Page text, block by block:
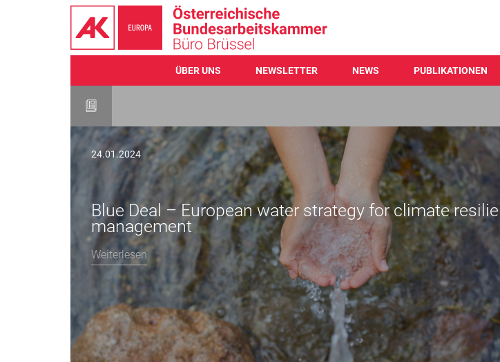
ÜBER UNS NEWSLETTER NEWS PUBLIKATIONEN
24.01.2024
Blue Deal – European water strategy for climate
management
Weiterlesen